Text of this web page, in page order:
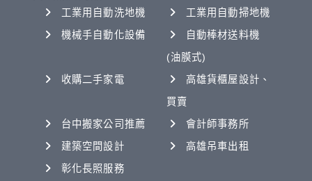
工業用自動洗地機
工業用自動掃地機
機械手自動化設備
自動棒材送料機
(油膜式)
收購二手家電
高雄貨櫃屋設計、
買賣
台中搬家公司推薦
會計師事務所
建築空間設計
高雄吊車出租
彰化長照服務